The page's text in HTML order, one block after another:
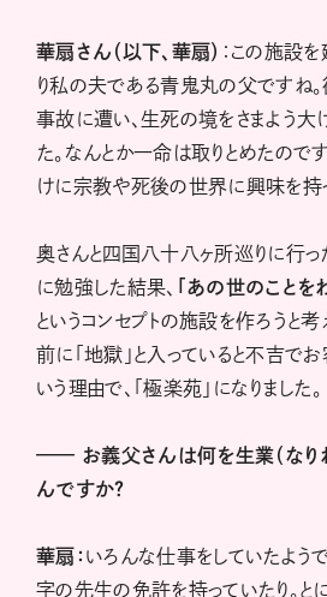
華扇さん（以下、華扇） ：この施設
り私の夫である青鬼丸の父ですね
事故に遭い、生死の境をさまよう大
た。なんとか一命は取りとめたので
けに宗教や死後の世界に興味を持
奥さんと四国八十八ヶ所巡りに行っ
に勉強した結果、
「あの世のことを
というコンセプトの施設を作ろうと
前に「地獄」と入っていると不吉で
いう理由で、「極楽苑」になりました。
—— お義父さんは何を生業（なり
んですか？
華扇： いろんな仕事をしていたよう
字の先生の免許を持っていたり。と